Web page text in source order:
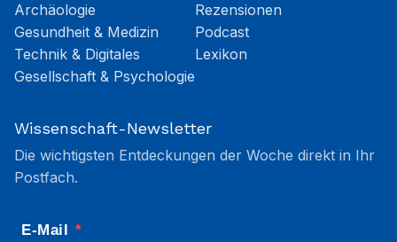
Archäologie
Gesundheit & Medizin
Technik & Digitales
Gesellschaft & Psychologie
Rezensionen
Podcast
Lexikon
Wissenschaft-Newsletter
Die wichtigsten Entdeckungen der Woche direkt in Ihr
Postfach.